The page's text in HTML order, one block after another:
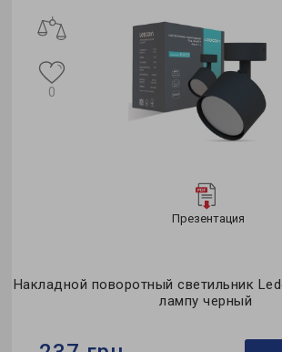
Презентация
Накладной поворотный светильник
лампу черный
0